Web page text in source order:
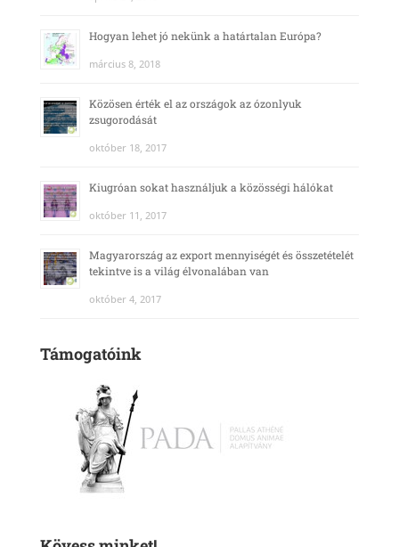
Hogyan lehet jó nekünk a határtalan Európa?
március 8, 2018
Közösen érték el az országok az ózonlyuk
zsugorodását
október 18, 2017
Kiugróan sokat használjuk a közösségi hálókat
október 11, 2017
Magyarország az export mennyiségét és összetételét
tekintve is a világ élvonalában van
október 4, 2017
Támogatóink